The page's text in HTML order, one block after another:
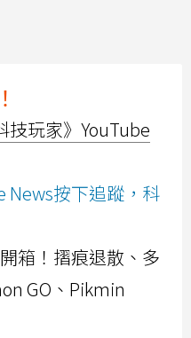
技玩家》YouTube
News按下追蹤，科
箱！摺痕退散、多
GO、Pikmin